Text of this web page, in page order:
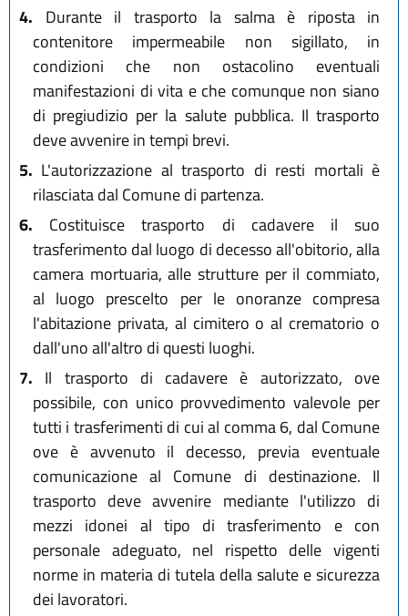
4. Durante il trasporto la salma è riposta in
contenitore impermeabile non sigillato, in
condizioni che non ostacolino eventuali
manifestazioni di vita e che comunque non siano
di pregiudizio per la salute pubblica. Il trasporto
deve avvenire in tempi brevi.
5. L'autorizzazione al trasporto di resti mortali è
rilasciata dal Comune di partenza.
6. Costituisce trasporto di cadavere il suo
trasferimento dal luogo di decesso all'obitorio, alla
camera mortuaria, alle strutture per il commiato,
al luogo prescelto per le onoranze compresa
l'abitazione privata, al cimitero o al crematorio o
dall'uno all'altro di questi luoghi.
7. Il trasporto di cadavere è autorizzato, ove
possibile, con unico provvedimento valevole per
tutti i trasferimenti di cui al comma 6, dal Comune
ove è avvenuto il decesso, previa eventuale
comunicazione al Comune di destinazione. Il
trasporto deve avvenire mediante l'utilizzo di
mezzi idonei al tipo di trasferimento e con
personale adeguato, nel rispetto delle vigenti
norme in materia di tutela della salute e sicurezza
dei lavoratori.